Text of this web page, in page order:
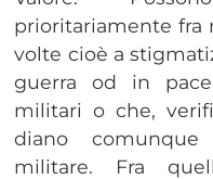
prioritariamente fra
volte cioè a
guerra od in
militari o che,
diano comunque
militare. Fra